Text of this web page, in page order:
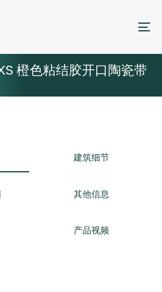
菜
橙色粘结胶开口陶瓷带
建筑细节
其他信息
产品视频